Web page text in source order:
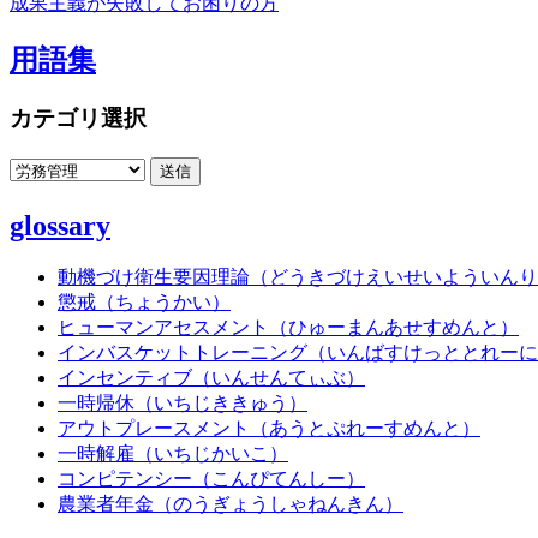
用語集
カテゴリ選択
glossary
動機づけ衛生要因理論（どうきづけえいせいよういんり
懲戒（ちょうかい）
ヒューマンアセスメント（ひゅーまんあせすめんと）
インバスケットトレーニング（いんばすけっととれーに
インセンティブ（いんせんてぃぶ）
一時帰休（いちじききゅう）
アウトプレースメント（あうとぷれーすめんと）
一時解雇（いちじかいこ）
コンピテンシー（こんぴてんしー）
農業者年金（のうぎょうしゃねんきん）